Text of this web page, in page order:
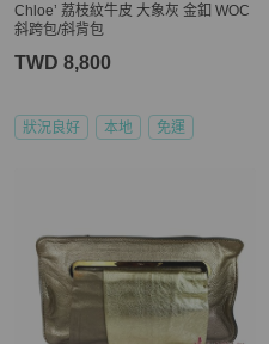
Chloe’ 荔枝紋牛皮 大象灰 金釦 WOC
斜跨包/斜背包
TWD 8,800
狀況良好 本地 免運